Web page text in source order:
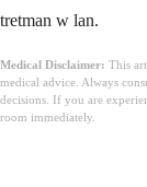
tretman w lan.
Medical Disclaimer: This
medical advice. Always
decisions. If you are
room immediately.